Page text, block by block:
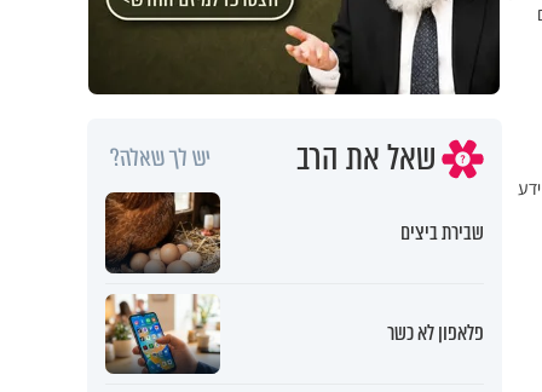
שאל את הרב יש לך שאלה?
שבירת ביצים
פלאפון לא כשר